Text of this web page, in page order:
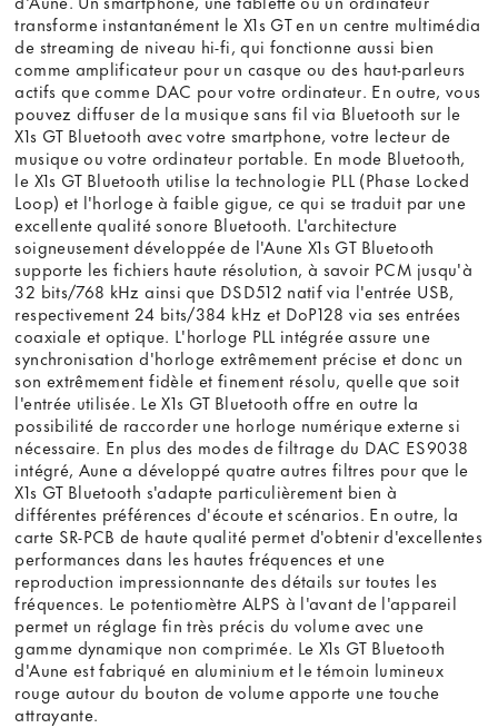
transforme instantanément le X1s GT en un centre multimédia
de streaming de niveau hi-fi, qui fonctionne aussi bien
comme amplificateur pour un casque ou des haut-parleurs
actifs que comme DAC pour votre ordinateur. En outre, vous
pouvez diffuser de la musique sans fil via Bluetooth sur le
X1s GT Bluetooth avec votre smartphone, votre lecteur de
musique ou votre ordinateur portable. En mode Bluetooth,
le X1s GT Bluetooth utilise la technologie PLL (Phase Locked
Loop) et l'horloge à faible gigue, ce qui se traduit par une
excellente qualité sonore Bluetooth. L'architecture
soigneusement développée de l'Aune X1s GT Bluetooth
supporte les fichiers haute résolution, à savoir PCM jusqu'à
32 bits/768 kHz ainsi que DSD512 natif via l'entrée USB,
respectivement 24 bits/384 kHz et DoP128 via ses entrées
coaxiale et optique. L'horloge PLL intégrée assure une
synchronisation d'horloge extrêmement précise et donc un
son extrêmement fidèle et finement résolu, quelle que soit
l'entrée utilisée. Le X1s GT Bluetooth offre en outre la
possibilité de raccorder une horloge numérique externe si
nécessaire. En plus des modes de filtrage du DAC ES9038
intégré, Aune a développé quatre autres filtres pour que le
X1s GT Bluetooth s'adapte particulièrement bien à
différentes préférences d'écoute et scénarios. En outre, la
carte SR-PCB de haute qualité permet d'obtenir d'excellentes
performances dans les hautes fréquences et une
reproduction impressionnante des détails sur toutes les
fréquences. Le potentiomètre ALPS à l'avant de l'appareil
permet un réglage fin très précis du volume avec une
gamme dynamique non comprimée. Le X1s GT Bluetooth
d'Aune est fabriqué en aluminium et le témoin lumineux
rouge autour du bouton de volume apporte une touche
attrayante.